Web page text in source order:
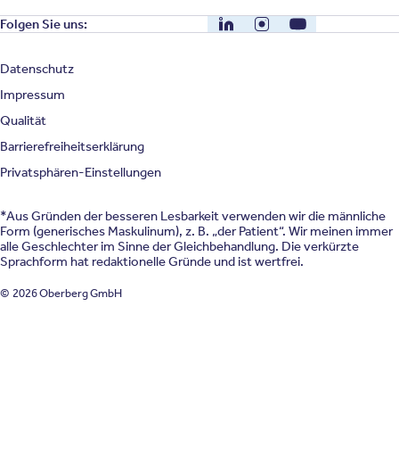
Folgen Sie uns: LinkedIn InstagramYouTube
Datenschutz
Impressum
Qualität
Barrierefreiheitserklärung
Privatsphären-Einstellungen
*Aus Gründen der besseren Lesbarkeit verwenden wir die männliche
Form (generisches Maskulinum), z. B. „der Patient“. Wir meinen immer
alle Geschlechter im Sinne der Gleichbehandlung. Die verkürzte
Sprachform hat redaktionelle Gründe und ist wertfrei.
© 2026 Oberberg GmbH